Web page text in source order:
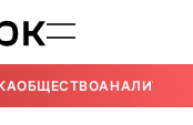
ОБЩЕСТВОАНАЛИТИКА